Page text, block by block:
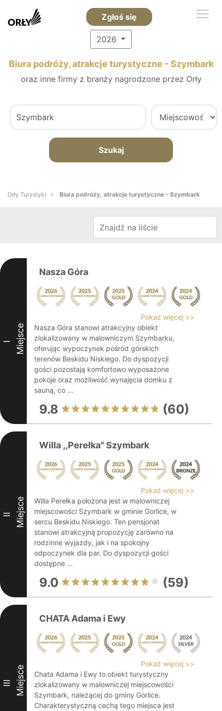
Zgłoś się
2026
Biura podróży, atrakcje turystyczne - Szymbark
oraz inne firmy z branży nagrodzone przez Orły
Szukaj
Orły Turystyki Biura podróży, atrakcje turystyczne - Szymbark
I Miejsce
Nasza Góra
Pokaż więcej >>
Nasza Góra stanowi atrakcyjny obiekt
zlokalizowany w malowniczym Szymbarku,
oferując wypoczynek pośród górskich
terenów Beskidu Niskiego. Do dyspozycji
gości pozostają komfortowo wyposażone
pokoje oraz możliwość wynajęcia domku z
sauną, co ...
9.8 (60)
II Miejsce
Willa ,,Perełka" Szymbark
Pokaż więcej >>
Willa Perełka położona jest w malowniczej
miejscowości Szymbark w gminie Gorlice, w
sercu Beskidu Niskiego. Ten pensjonat
stanowi atrakcyjną propozycję zarówno na
rodzinne wyjazdy, jak i na spokojny
odpoczynek dla par. Do dyspozycji gości
dostępne ...
9.0 (59)
III Miejsce
CHATA Adama i Ewy
Pokaż więcej >>
Chata Adama i Ewy to obiekt turystyczny
zlokalizowany w malowniczej miejscowości
Szymbark, należącej do gminy Gorlice.
Charakterystyczną cechą tego miejsca jest